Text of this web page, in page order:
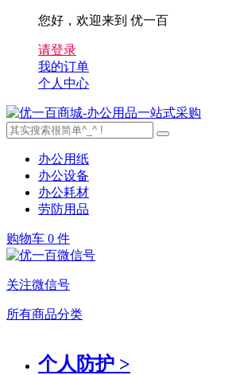
您好，欢迎来到 优一百
请登录
我的订单
个人中心
办公用纸
办公设备
办公耗材
劳防用品
购物车 0 件
关注微信号
所有商品分类
个人防护 >